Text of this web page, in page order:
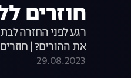
חוזרים
רגע לפני החזרה
את ההורים? |
29.08.2023